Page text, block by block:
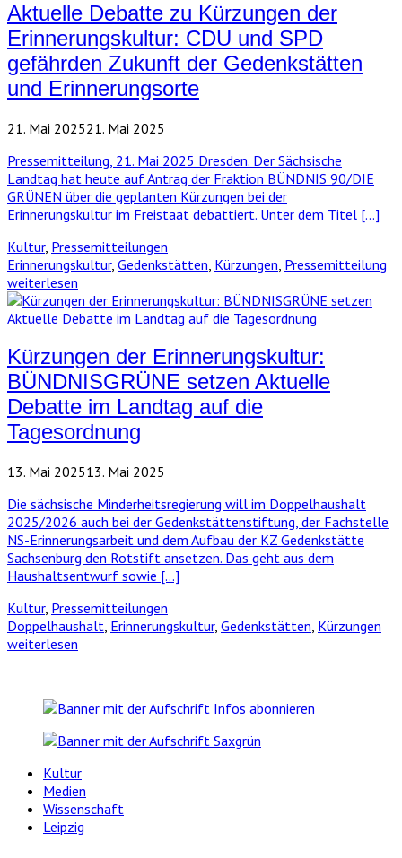
Aktuelle Debatte zu Kürzungen der
Erinnerungskultur: CDU und SPD
gefährden Zukunft der Gedenkstätten
und Erinnerungsorte
21. Mai 202521. Mai 2025
Pressemitteilung, 21. Mai 2025 Dresden. Der Sächsische
Landtag hat heute auf Antrag der Fraktion BÜNDNIS 90/DIE
GRÜNEN über die geplanten Kürzungen bei der
Erinnerungskultur im Freistaat debattiert. Unter dem Titel […]
Kultur, Pressemitteilungen
Erinnerungskultur, Gedenkstätten Kürzungen Pressemitteilung
weiterlesen
Kürzungen der Erinnerungskultur:
BÜNDNISGRÜNE setzen Aktuelle
Debatte im Landtag auf die
Tagesordnung
13. Mai 202513. Mai 2025
Die sächsische Minderheitsregierung will im Doppelhaushalt
2025/2026 auch bei der Gedenkstättenstiftung, der Fachstelle
NS-Erinnerungsarbeit und dem Aufbau der KZ Gedenkstätte
Sachsenburg den Rotstift ansetzen. Das geht aus dem
Haushaltsentwurf sowie […]
Kultur, Pressemitteilungen
Doppelhaushalt, Erinnerungskultur, Gedenkstätten, Kürzungen
weiterlesen
Kultur
Medien
Wissenschaft
Leipzig